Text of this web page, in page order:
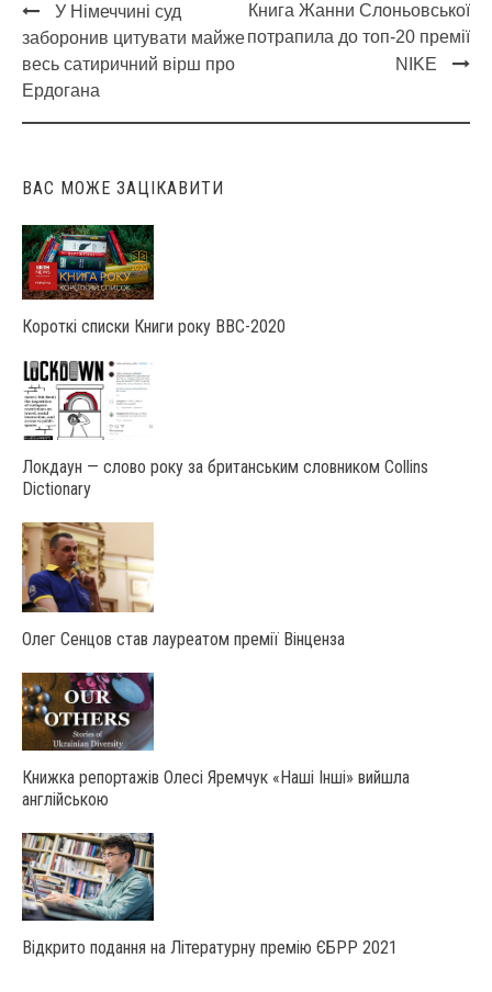
Post
navigation
У Німеччині суд
заборонив цитувати майже
весь сатиричний вірш про
Ердогана
Книга Жанни Слоньовської
потрапила до топ-20 премії
NIKE
ВАС МОЖЕ ЗАЦІКАВИТИ
Короткі списки Книги року ВВС-2020
Локдаун — слово року за британським словником Collins
Dictionary
Олег Сенцов став лауреатом премії Вінценза
Книжка репортажів Олесі Яремчук «Наші Інші» вийшла
англійською
Відкрито подання на Літературну премію ЄБРР 2021